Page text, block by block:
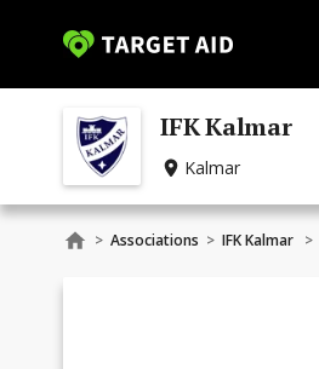
IFK Kalmar
Kalmar
> Associations > IFK Kalmar >